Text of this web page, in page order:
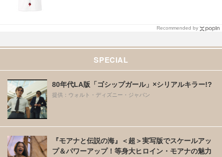
Recommended by
SPECIAL
80年代LA版「ゴシップガール」×シリアルキラー!?
提供：ウォルト・ディズニー・ジャパン
『モアナと伝説の海』＜超＞実写版でスケールアッ
プ＆パワーアップ！等身大ヒロイン・モアナの魅力